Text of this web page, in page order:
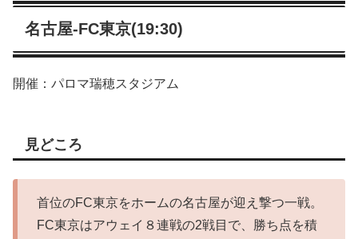
名古屋-FC東京(19:30)
開催：パロマ瑞穂スタジアム
見どころ
首位のFC東京をホームの名古屋が迎え撃つ一戦。
FC東京はアウェイ８連戦の2戦目で、勝ち点を積